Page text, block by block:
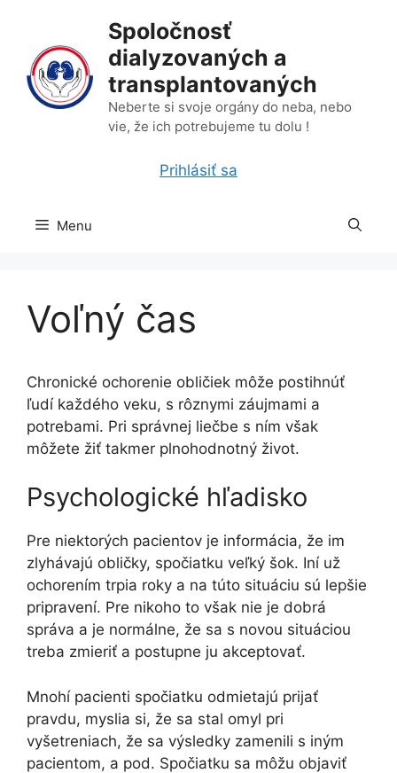
obsah
Spoločnosť
dialyzovaných a
transplantovaných
Neberte si svoje orgány do neba, nebo
vie, že ich potrebujeme tu dolu !
Prihlásiť sa
Menu
Voľný čas
Chronické ochorenie obličiek môže postihnúť
ľudí každého veku, s rôznymi záujmami a
potrebami. Pri správnej liečbe s ním však
môžete žiť takmer plnohodnotný život.
Psychologické hľadisko
Pre niektorých pacientov je informácia, že im
zlyhávajú obličky, spočiatku veľký šok. Iní už
ochorením trpia roky a na túto situáciu sú lepšie
pripravení. Pre nikoho to však nie je dobrá
správa a je normálne, že sa s novou situáciou
treba zmieriť a postupne ju akceptovať.
Mnohí pacienti spočiatku odmietajú prijať
pravdu, myslia si, že sa stal omyl pri
vyšetreniach, že sa výsledky zamenili s iným
pacientom, a pod. Spočiatku sa môžu objaviť